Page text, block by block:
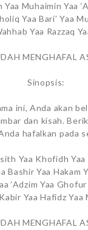
Yaa Muhaimin Yaa
Yaa Bari’ Yaa
Yaa Razzaq
MENGHAFAL
Sinopsis:
ini, Anda akan
dan kisah.
hafalkan pada
Yaa Khofidh Yaa
Bashir Yaa Hakam
‘Adzim Yaa Ghofur
Yaa Hafidz Yaa
MENGHAFAL